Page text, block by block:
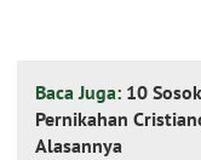
Baca Juga: 10
Pernikahan
Alasannya